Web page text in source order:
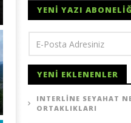
YENI YAZI
YENI EKLENENLER
INTERLINE SEYAHAT
ORTAKLIKLARI